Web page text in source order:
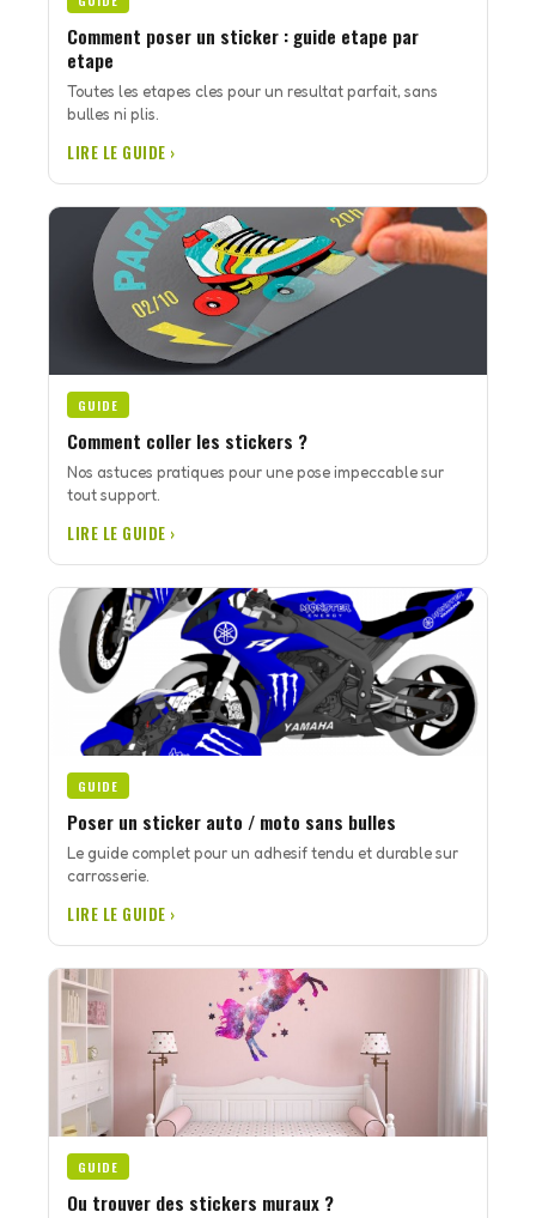
Comment poser un sticker : guide etape par
etape
Toutes les etapes cles pour un resultat parfait, sans
bulles ni plis.
LIRE LE GUIDE ›
GUIDE
Comment coller les stickers ?
Nos astuces pratiques pour une pose impeccable sur
tout support.
LIRE LE GUIDE ›
GUIDE
Poser un sticker auto / moto sans bulles
Le guide complet pour un adhesif tendu et durable sur
carrosserie.
LIRE LE GUIDE ›
GUIDE
Ou trouver des stickers muraux ?